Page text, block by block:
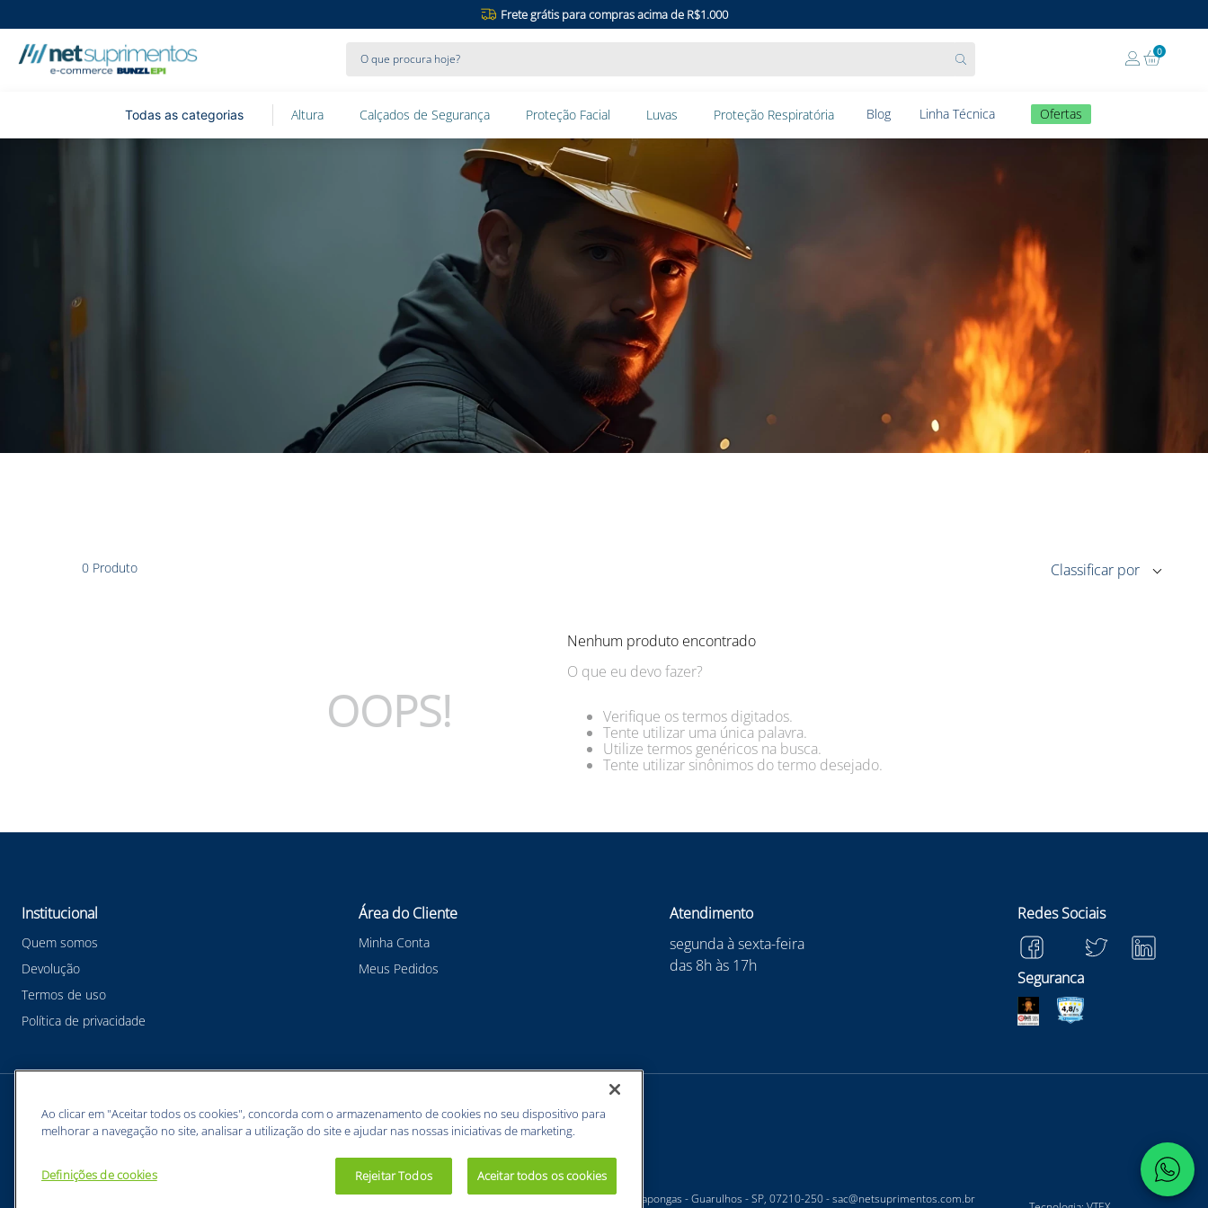
Frete grátis para compras acima de R$1.000
0
Altura Calçados de Segurança Proteção Facial Luvas Proteção Respiratória Blog Linha Técnica Ofertas
0 Produto
OOPS!
Nenhum produto encontrado
O que eu devo fazer?
Verifique os termos digitados.
Tente utilizar uma única palavra.
Utilize termos genéricos na busca.
Tente utilizar sinônimos do termo desejado.
Institucional
Quem somos
Devolução
Termos de uso
Política de privacidade
Área do Cliente
Minha Conta
Meus Pedidos
Atendimento
segunda à sexta-feira
das 8h às 17h
Redes Sociais
Seguranca
Meios de pagamentos
BUNZL EQUIPAMENTOS PARA PROTEÇÃO INDIVIDUAL. - CNPJ: 43.854.777/0001-26 - Estrada Velha Guarulhos, 5135 - Jardim Arapongas - Guarulhos - SP, 07210-250 -sac@netsuprimentos.com.br
Ao clicar em "Aceitar todos os cookies", concorda com o armazenamento de cookies no seu dispositivo para
melhorar a navegação no site, analisar a utilização do site e ajudar nas nossas iniciativas de marketing.
Definições de cookies Rejeitar Todos Aceitar todos os cookies